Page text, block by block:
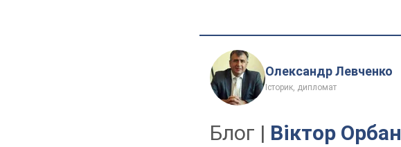
Олександр Левченко
Історик, дипломат
Блог | Віктор